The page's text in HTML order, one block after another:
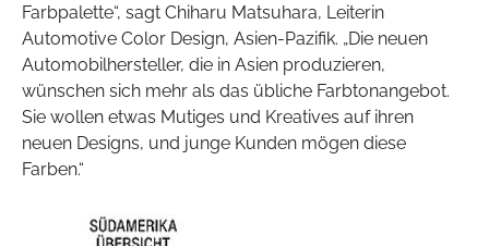
Farbpalette“, sagt Chiharu Matsuhara, Leiterin
Automotive Color Design, Asien-Pazifik. „Die neuen
Automobilhersteller, die in Asien produzieren,
wünschen sich mehr als das übliche Farbtonangebot.
Sie wollen etwas Mutiges und Kreatives auf ihren
neuen Designs, und junge Kunden mögen diese
Farben.“